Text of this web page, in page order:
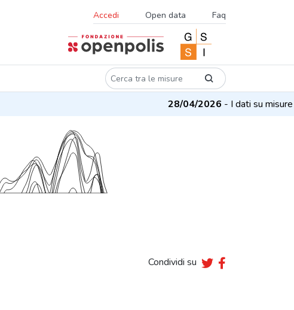
Accedi Open data Faq
28/04/2026- I dati su misure e
Condividi su